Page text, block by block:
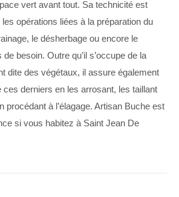
vert avant tout. Sa technicité est
opérations liées à la préparation du
le désherbage ou encore le
besoin. Outre qu’il s’occupe de la
dite des végétaux, il assure également
ces derniers en les arrosant, les taillant
procédant à l’élagage. Artisan Buche est
si vous habitez à Saint Jean De